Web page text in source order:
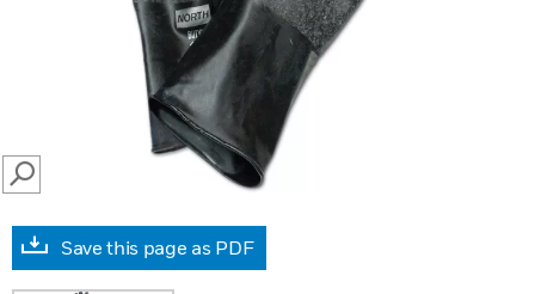
SEARCH
Save this page as PDF